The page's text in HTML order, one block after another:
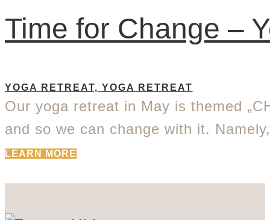
Time for Change –
YOGA RETREAT, YOGA RETREAT
Our yoga retreat in May is themed
and so we can change with it.
LEARN MORE